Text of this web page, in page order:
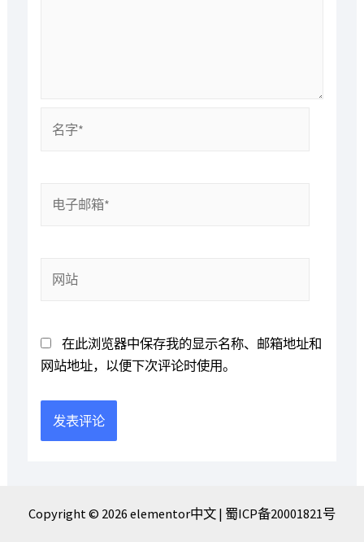
站
在此浏览器中保存我的显示名称、邮箱地址和
网站地址，以便下次评论时使用。
Copyright © 2026 elementor中文 | 蜀ICP备20001821号